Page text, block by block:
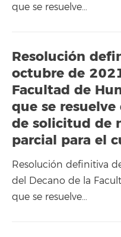
que se resuelve…
Resolución
octubre de
Facultad de
que se
de solicitud de
parcial para el
Resolución definitiva
del Decano de la
que se resuelve…